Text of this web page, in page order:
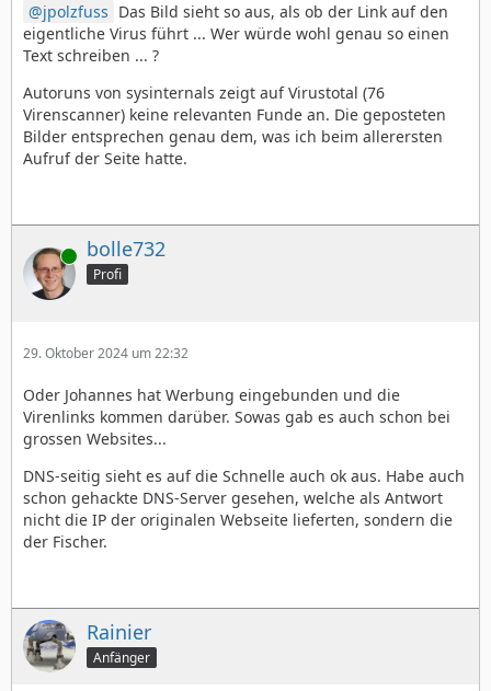
jpolzfuss Das Bild sieht so aus, als ob der Link auf den
eigentliche Virus führt ... Wer würde wohl genau so einen
Text schreiben ... ?
Autoruns von sysinternals zeigt auf Virustotal (76
Virenscanner) keine relevanten Funde an. Die geposteten
Bilder entsprechen genau dem, was ich beim allerersten
Aufruf der Seite hatte.
Online bolle732
Profi
29. Oktober 2024 um 22:32
Oder Johannes hat Werbung eingebunden und die
Virenlinks kommen darüber. Sowas gab es auch schon bei
grossen Websites...
DNS-seitig sieht es auf die Schnelle auch ok aus. Habe auch
schon gehackte DNS-Server gesehen, welche als Antwort
nicht die IP der originalen Webseite lieferten, sondern die
der Fischer.
Rainier
Anfänger